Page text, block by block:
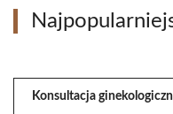
Konsultacja